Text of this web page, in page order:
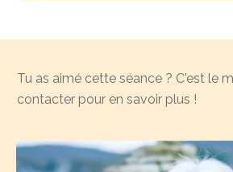
Tu as aimé cette séance ? C'est le
contacter pour en savoir plus !